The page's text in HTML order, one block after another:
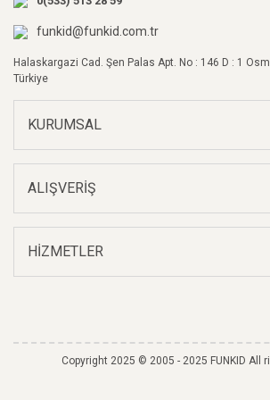
Yorum Yaz
Bu ürüne benzer farklı alternatifler
funkid@funkid.com.tr
Halaskargazi Cad. Şen Palas Apt. No : 146 D : 1
Türkiye
KURUMSAL
ALIŞVERİŞ
HİZMETLER
Copyright 2025 © 2005 - 2025 FUNKID All